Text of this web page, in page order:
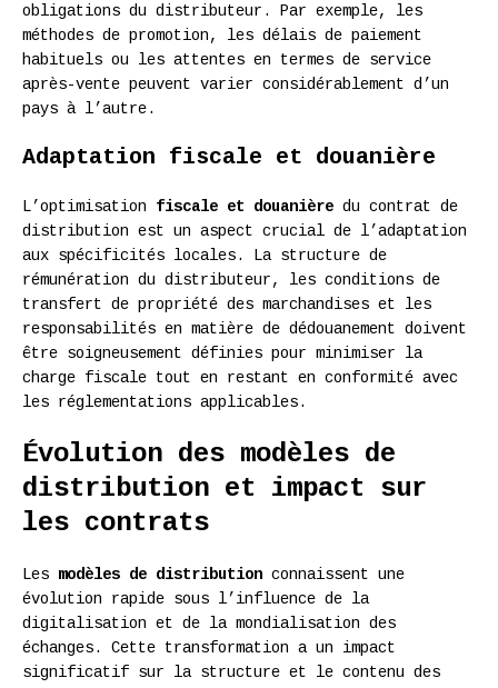
obligations du distributeur. Par exemple, les
méthodes de promotion, les délais de paiement
habituels ou les attentes en termes de service
après-vente peuvent varier considérablement d’un
pays à l’autre.
Adaptation fiscale et douanière
L’optimisation fiscale et douanière du contrat de
distribution est un aspect crucial de l’adaptation
aux spécificités locales. La structure de
rémunération du distributeur, les conditions de
transfert de propriété des marchandises et les
responsabilités en matière de dédouanement doivent
être soigneusement définies pour minimiser la
charge fiscale tout en restant en conformité avec
les réglementations applicables.
Évolution des modèles de
distribution et impact sur
les contrats
Les modèles de distribution connaissent une
évolution rapide sous l’influence de la
digitalisation et de la mondialisation des
échanges. Cette transformation a un impact
significatif sur la structure et le contenu des